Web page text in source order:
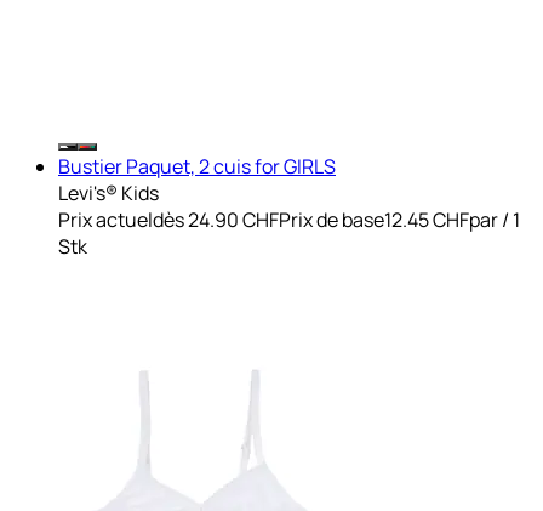
Bustier Paquet, 2 cuis for GIRLS
Levi's® Kids
Prix actueldès24.90 CHFPrix de base12.45 CHFpar/ 1
Stk